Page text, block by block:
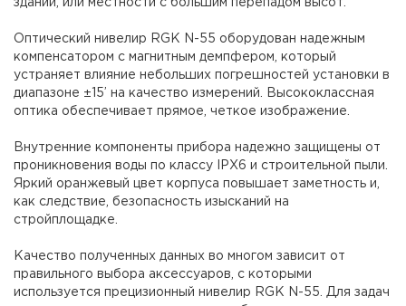
зданий, или местности с большим перепадом высот.
Оптический нивелир RGK N-55 оборудован надежным
компенсатором с магнитным демпфером, который
устраняет влияние небольших погрешностей установки в
диапазоне ±15’ на качество измерений. Высококлассная
оптика обеспечивает прямое, четкое изображение.
Внутренние компоненты прибора надежно защищены от
проникновения воды по классу IPX6 и строительной пыли.
Яркий оранжевый цвет корпуса повышает заметность и,
как следствие, безопасность изысканий на
стройплощадке.
Качество полученных данных во многом зависит от
правильного выбора аксессуаров, с которыми
используется прецизионный нивелир RGK N-55. Для задач